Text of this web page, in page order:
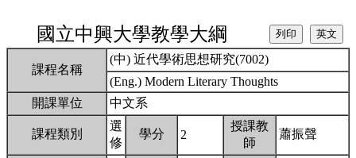
國立中興大學教學大綱
課程名稱
(中) 近代學術思想研究(7002)
(Eng.) Modern Literary Thoughts
開課單位
中文系
課程類別
選
修
學分 2
授課教
師
蕭振聲